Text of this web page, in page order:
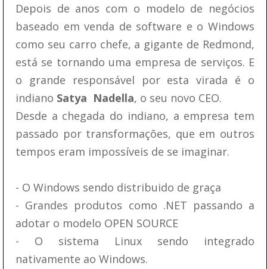
Depois de anos com o modelo de negócios
baseado em venda de software e o Windows
como seu carro chefe, a gigante de Redmond,
está se tornando uma empresa de serviços. E
o grande responsável por esta virada é o
indiano Satya Nadella, o seu novo CEO.
Desde a chegada do indiano, a empresa tem
passado por transformações, que em outros
tempos eram impossíveis de se imaginar.
- O Windows sendo distribuido de graça
- Grandes produtos como .NET passando a
adotar o modelo OPEN SOURCE
- O sistema Linux sendo integrado
nativamente ao Windows.